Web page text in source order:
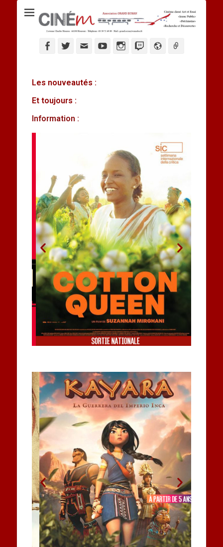
Ciné M
Les nouveautés :
Et toujours :
Information :